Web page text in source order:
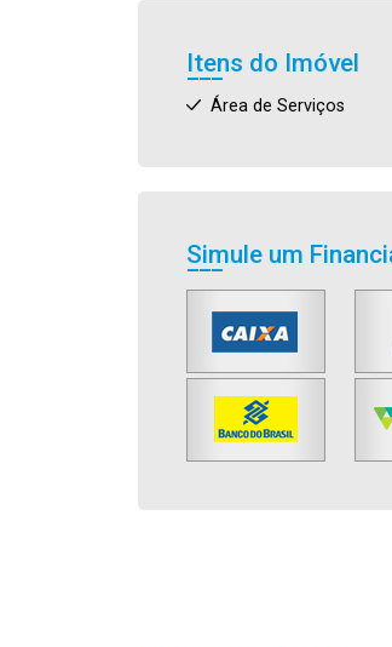
Itens do Imóvel
Área de Serviços
Simule um